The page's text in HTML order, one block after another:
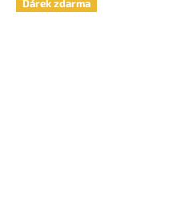
Dárek zdarma